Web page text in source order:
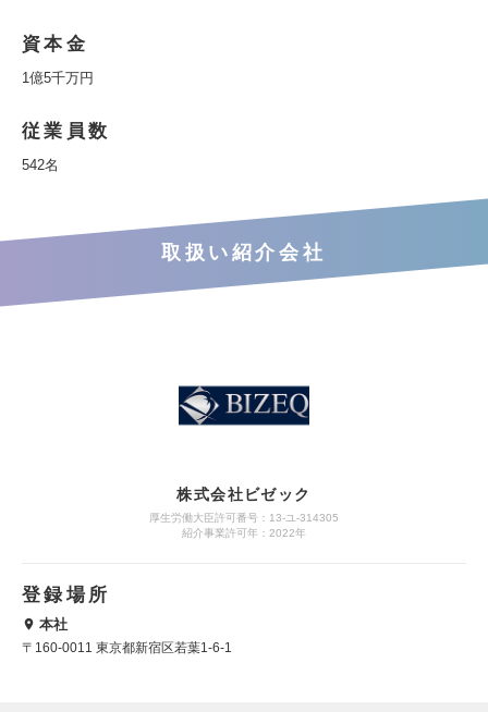
資本金
1億5千万円
従業員数
542名
取扱い紹介会社
株式会社ビゼック
厚生労働大臣許可番号：13-ユ-314305
紹介事業許可年：2022年
登録場所
本社
〒160-0011 東京都新宿区若葉1-6-1